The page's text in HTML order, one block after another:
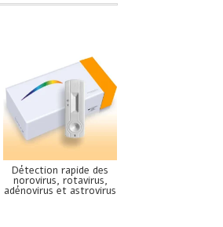
Détection rapide des
norovirus, rotavirus,
adénovirus et astrovirus